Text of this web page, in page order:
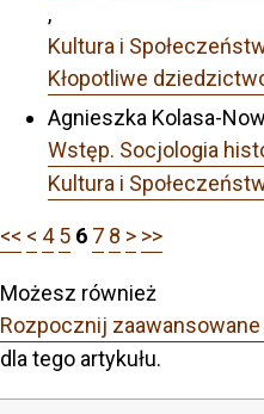
,
Kultura i
Kłopotliwe
Agnieszka Kolasa-
Wstęp. Socjologia
Kultura i
<< < 4 5 6 7 8 > >>
Możesz również
Rozpocznij
dla tego artykułu.